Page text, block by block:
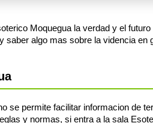
Moquegua la verdad y el futuro
algo mas sobre la videncia en
se permite facilitar informacion de
y normas, si entra a la sala